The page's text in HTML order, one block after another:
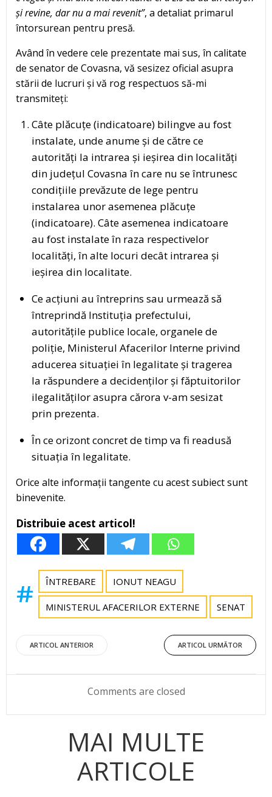
și revine, dar nu a mai revenit”, a detaliat primarul
întorsurean pentru presă.
Având în vedere cele prezentate mai sus, în calitate
de senator de Covasna, vă sesizez oficial asupra
stării de lucruri și vă rog respectuos să-mi
transmiteți:
Câte plăcuțe (indicatoare) bilingve au fost
instalate, unde anume și de către ce
autorități la intrarea și ieșirea din localități
din județul Covasna în care nu se întrunesc
condițiile prevăzute de lege pentru
instalarea unor asemenea plăcuțe
(indicatoare). Câte asemenea indicatoare
au fost instalate în raza respectivelor
localități, în alte locuri decât intrarea și
ieșirea din localitate.
Ce acțiuni au întreprins sau urmează să
întreprindă Instituția prefectului,
autoritățile publice locale, organele de
poliție, Ministerul Afacerilor Interne privind
aducerea situației în legalitate și tragerea
la răspundere a decidenților și făptuitorilor
ilegalităților asupra cărora v-am sesizat
prin prezenta.
În ce orizont concret de timp va fi readusă
situația în legalitate.
Orice alte informații tangente cu acest subiect sunt
binevenite.
Distribuie acest articol!
ÎNTREBARE IONUT NEAGU
MINISTERUL AFACERILOR EXTERNE SENAT
Post
navigation
ARTICOL ANTERIOR
Post
navigation
ARTICOL URMĂTOR
Comments are closed
MAI MULTE
ARTICOLE